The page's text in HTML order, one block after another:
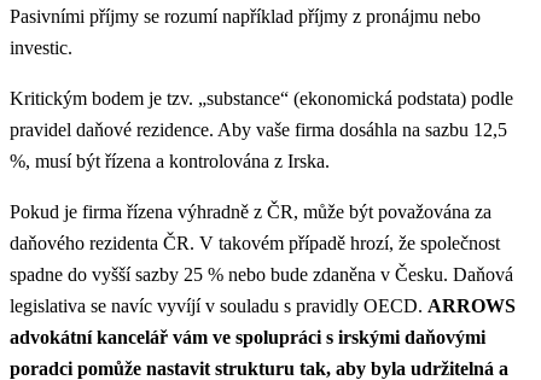
Pasivními příjmy se rozumí například příjmy z pronájmu nebo
investic.
Kritickým bodem je tzv. „substance“ (ekonomická podstata) podle
pravidel daňové rezidence. Aby vaše firma dosáhla na sazbu 12,5
%, musí být řízena a kontrolována z Irska.
Pokud je firma řízena výhradně z ČR, může být považována za
daňového rezidenta ČR. V takovém případě hrozí, že společnost
spadne do vyšší sazby 25 % nebo bude zdaněna v Česku. Daňová
legislativa se navíc vyvíjí v souladu s pravidly OECD. ARROWS
advokátní kancelář vám ve spolupráci s irskými daňovými
poradci pomůže nastavit strukturu tak, aby byla udržitelná a